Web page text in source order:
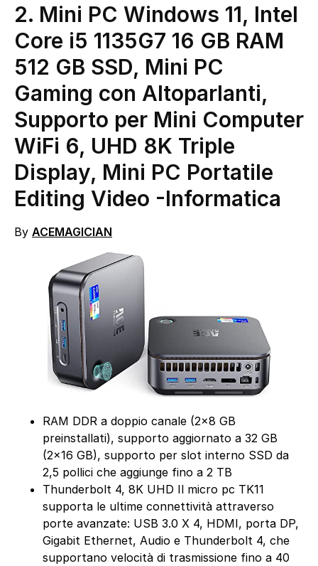
2. Mini PC Windows 11, Intel
Core i5 1135G7 16 GB RAM
512 GB SSD, Mini PC
Gaming con Altoparlanti,
Supporto per Mini Computer
WiFi 6, UHD 8K Triple
Display, Mini PC Portatile
Editing Video -Informatica
By ACEMAGICIAN
RAM DDR a doppio canale (2×8 GB
preinstallati), supporto aggiornato a 32 GB
(2×16 GB), supporto per slot interno SSD da
2,5 pollici che aggiunge fino a 2 TB
Thunderbolt 4, 8K UHD Il micro pc TK11
supporta le ultime connettività attraverso
porte avanzate: USB 3.0 X 4, HDMI, porta DP,
Gigabit Ethernet, Audio e Thunderbolt 4, che
supportano velocità di trasmissione fino a 40